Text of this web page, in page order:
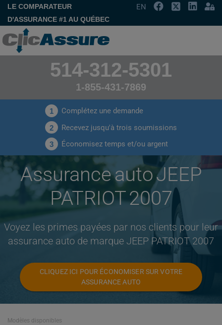
LE COMPARATEUR
D'ASSURANCE #1 AU QUÉBEC
EN
514-312-5301
1-855-431-7869
1 Complétez une demande
2 Recevez jusqu'à trois soumissions
3 Économisez temps et/ou argent
Assurance auto JEEP
PATRIOT 2007
Voyez les primes payées par nos clients pour leur
assurance auto de marque JEEP PATRIOT 2007
CLIQUEZ ICI POUR ÉCONOMISER SUR VOTRE
ASSURANCE AUTO
Modèles disponibles